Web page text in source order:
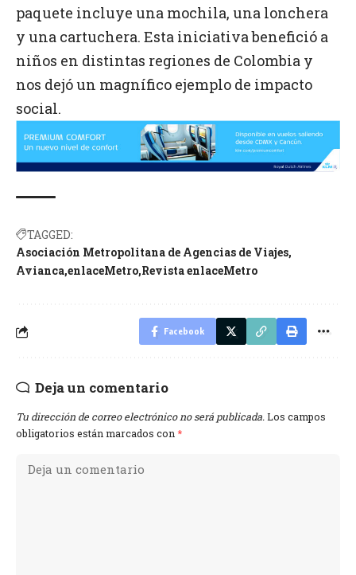
paquete incluye una mochila, una lonchera
y una cartuchera. Esta iniciativa benefició a
niños en distintas regiones de Colombia y
nos dejó un magnífico ejemplo de impacto
social.
TAGGED:
Asociación Metropolitana de Agencias de Viajes
Avianca enlaceMetro Revista enlaceMetro
Facebook
Deja un comentario
Tu dirección de correo electrónico no será publicada. Los campos
obligatorios están marcados con *